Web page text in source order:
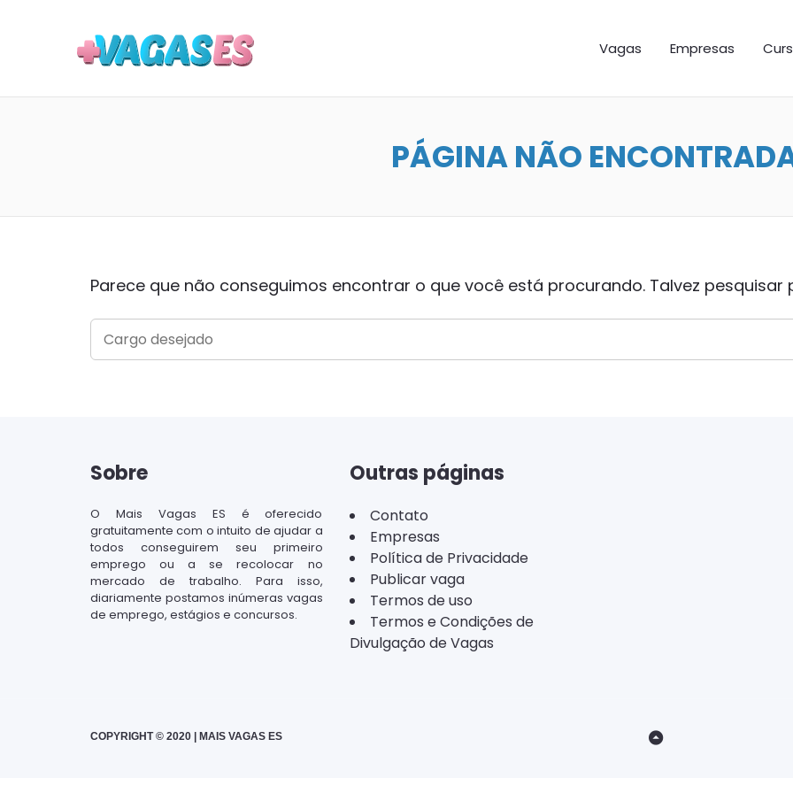
Vagas Empresas
PÁGINA NÃO
Parece que não conseguimos encontrar o que você está procurando. Talvez pesquisar
SEARCH
FOR:
Sobre
O Mais Vagas ES é oferecido
gratuitamente com o intuito de ajudar a
todos conseguirem seu primeiro
emprego ou a se recolocar no
mercado de trabalho. Para isso,
diariamente postamos inúmeras vagas
de emprego, estágios e concursos.
Outras páginas
Contato
Empresas
Política de Privacidade
Publicar vaga
Termos de uso
Termos e Condições de
Divulgação de Vagas
COPYRIGHT © 2020 | MAIS VAGAS ES
Back